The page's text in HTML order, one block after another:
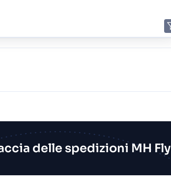
delle spedizioni MH Fly